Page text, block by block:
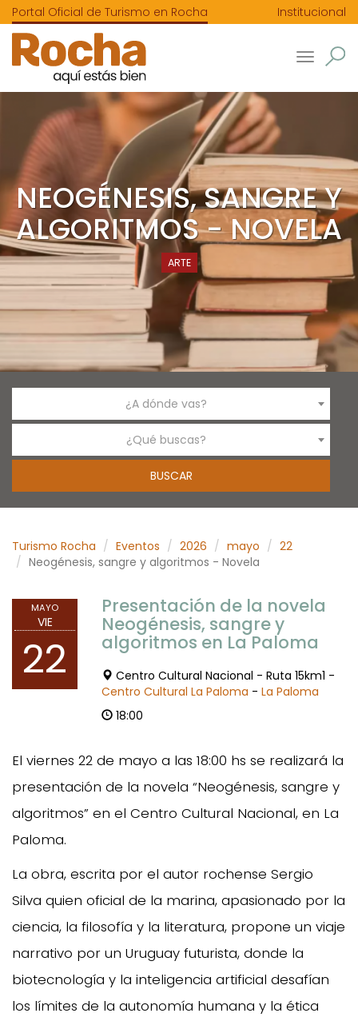
Portal Oficial de Turismo en Rocha Institucional
Toggle
NEOGÉNESIS, SANGRE Y
ALGORITMOS - NOVELA
ARTE
¿A dónde vas?
¿Qué buscas?
Turismo Rocha Eventos 2026 mayo
22
Neogénesis, sangre y algoritmos - Novela
MAYO
VIE
22
Presentación de la novela
Neogénesis, sangre y
algoritmos en La Paloma
Centro Cultural Nacional - Ruta 15km1 -
Centro Cultural La Paloma - La Paloma
18:00
El viernes 22 de mayo a las 18:00 hs se realizará la
presentación de la novela “Neogénesis, sangre y
algoritmos” en el Centro Cultural Nacional, en La
Paloma.
La obra, escrita por el autor rochense Sergio
Silva quien oficial de la marina, apasionado por la
ciencia, la filosofía y la literatura, propone un viaje
narrativo por un Uruguay futurista, donde la
biotecnología y la inteligencia artificial desafían
los límites de la autonomía humana y la ética